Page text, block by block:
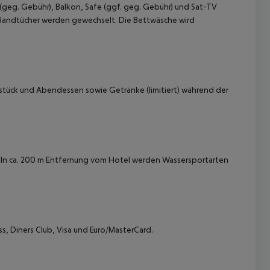
Gebühr), Balkon, Safe (ggf. geg. Gebühr) und Sat-TV
werden gewechselt. Die Bettwäsche wird
und Abendessen sowie Getränke (limitiert) während der
ca. 200 m Entfernung vom Hotel werden Wassersportarten
Diners Club, Visa und Euro/MasterCard.